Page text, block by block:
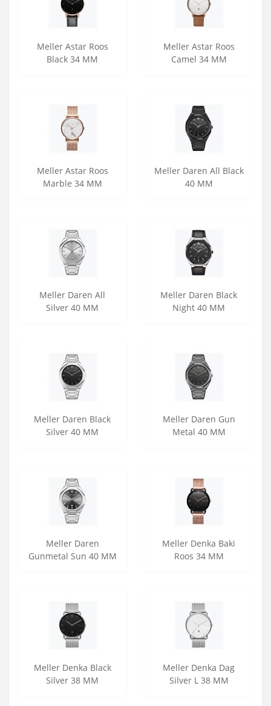
Meller Astar Roos
Black 34 MM
Meller Astar Roos
Camel 34 MM
Meller Astar Roos
Marble 34 MM
Meller Daren All Black
40 MM
Meller Daren All
Silver 40 MM
Meller Daren Black
Night 40 MM
Meller Daren Black
Silver 40 MM
Meller Daren Gun
Metal 40 MM
Meller Daren
Gunmetal Sun 40 MM
Meller Denka Baki
Roos 34 MM
Meller Denka Black
Silver 38 MM
Meller Denka Dag
Silver L 38 MM